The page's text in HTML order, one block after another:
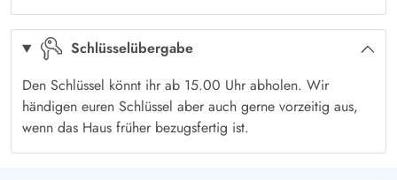
Schlüsselübergabe
Den Schlüssel könnt ihr ab 15.00 Uhr abholen. Wir
händigen euren Schlüssel aber auch gerne vorzeitig aus,
wenn das Haus früher bezugsfertig ist.